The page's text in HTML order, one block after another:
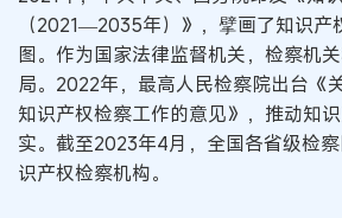
（2021—2035年）》，擘画了知识产
图。作为国家法律监督机关，检察机
局。2022年，最高人民检察院出台《
知识产权检察工作的意见》，推动知
实。截至2023年4月，全国各省级检
识产权检察机构。